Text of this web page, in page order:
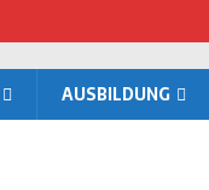
AUS­BIL­DUNG